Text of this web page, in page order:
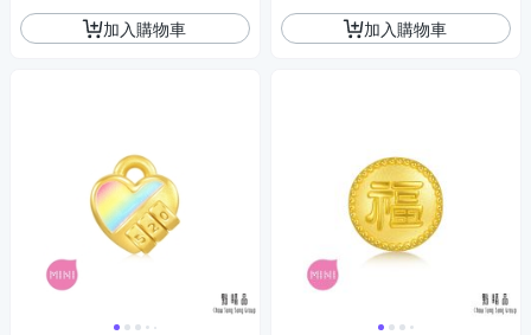
加入購物車 加入購物車